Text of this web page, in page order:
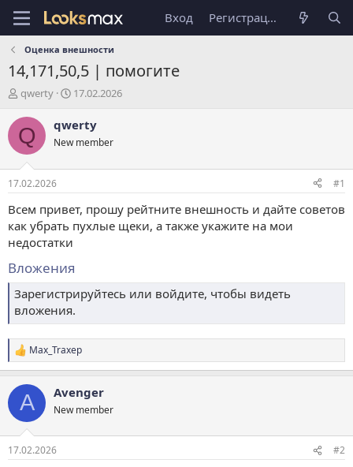
Вход Регистрация
Оценка внешности
14,171,50,5 | помогите
А
т
о
т
е
м
ы
qwerty
Д
т
н
а
л
17.02.2026
Q qwerty
New member
17.02.2026 #1
Всем привет, прошу рейтните внешность и дайте советов
как убрать пухлые щеки, а также укажите на мои
недостатки
Вложения
Зарегистрируйтесь или войдите, чтобы видеть
вложения.
Р
е
к
и
Max_Traxep
A Avenger
New member
17.02.2026 #2